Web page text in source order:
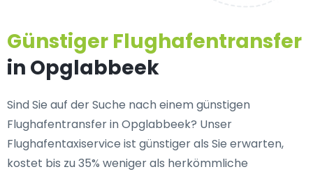
Günstiger Flughafentransfer
in Opglabbeek
Sind Sie auf der Suche nach einem günstigen
Flughafentransfer in Opglabbeek? Unser
Flughafentaxiservice ist günstiger als Sie erwarten,
kostet bis zu 35% weniger als herkömmliche